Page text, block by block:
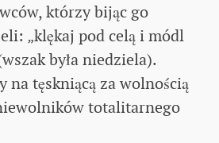
którzy bijąc go
„klękaj pod celą i módl
była niedziela).
na tęskniącą za wolnością
totalitarnego